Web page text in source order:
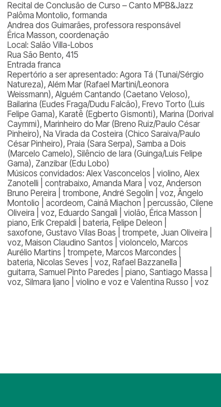
Recital de Conclusão de Curso – Canto MPB&Jazz
Palôma Montolio, formanda
Andrea dos Guimarães, professora responsável
Érica Masson, coordenação
Local: Salão Villa-Lobos
Rua São Bento, 415
Entrada franca
Repertório a ser apresentado: Agora Tá (Tunai/Sérgio
Natureza), Além Mar (Rafael Martini/Leonora
Weissmann), Alguém Cantando (Caetano Veloso),
Bailarina (Eudes Fraga/Dudu Falcão), Frevo Torto (Luis
Felipe Gama), Karatê (Egberto Gismonti), Marina (Dorival
Caymmi), Marinheiro do Mar (Breno Ruiz/Paulo César
Pinheiro), Na Virada da Costeira (Chico Saraiva/Paulo
César Pinheiro), Praia (Sara Serpa), Samba a Dois
(Marcelo Camelo), Silêncio de Iara (Guinga/Luis Felipe
Gama), Zanzibar (Edu Lobo)
Músicos convidados: Alex Vasconcelos | violino, Alex
Zanotelli | contrabaixo, Amanda Mara | voz, Anderson
Bruno Pereira | trombone, André Segolin | voz, Ângelo
Montolio | acordeom, Cainã Miachon | percussão, Cilene
Oliveira | voz, Eduardo Sangali | violão, Érica Masson |
piano, Erik Crepaldi | bateria, Felipe Deleon |
saxofone, Gustavo Vilas Boas | trompete, Juan Oliveira |
voz, Maison Claudino Santos | violoncelo, Marcos
Aurélio Martins | trompete, Marcos Marcondes |
bateria, Nicolas Seves | voz, Rafael Bazzanella |
guitarra, Samuel Pinto Paredes | piano, Santiago Massa |
voz, Silmara Ijano | violino e voz e Valentina Russo | voz